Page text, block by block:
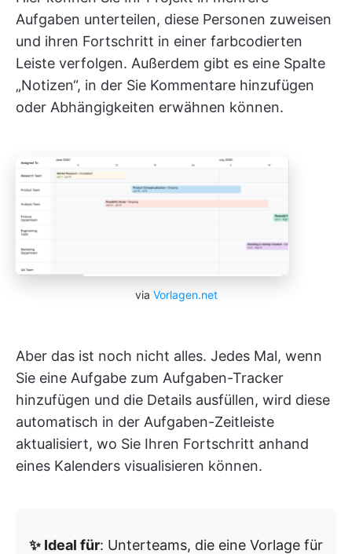
Aufgaben unterteilen, diese Personen zuweisen
und ihren Fortschritt in einer farbcodierten
Leiste verfolgen. Außerdem gibt es eine Spalte
„Notizen“, in der Sie Kommentare hinzufügen
oder Abhängigkeiten erwähnen können.
via Vorlagen.net
Aber das ist noch nicht alles. Jedes Mal, wenn
Sie eine Aufgabe zum Aufgaben-Tracker
hinzufügen und die Details ausfüllen, wird diese
automatisch in der Aufgaben-Zeitleiste
aktualisiert, wo Sie Ihren Fortschritt anhand
eines Kalenders visualisieren können.
✨ Ideal für: Unterteams, die eine Vorlage für